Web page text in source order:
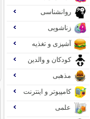
روانشناسی
زناشویی
آشپزی و تغذیه
کودکان و والدین
مذهبی
کامپیوتر و اینترنت
علمی